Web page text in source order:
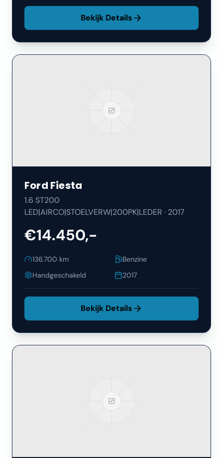
Bekijk Details
Ford Fiesta
1.6 ST200
LED|AIRCO|STOELVERW|200PK|LEDER · 2017
€14.450,-
136.700 km
Benzine
Handgeschakeld
2017
Bekijk Details